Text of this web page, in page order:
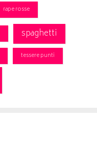
rape rosse
spaghetti
tessere punti